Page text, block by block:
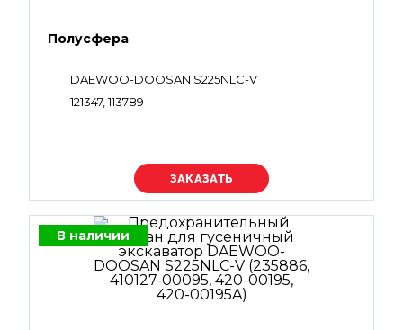
Полусфера
DAEWOO-DOOSAN S225NLC-V
121347, 113789
Уточняйте цену
В наличии